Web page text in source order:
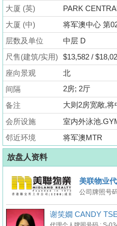
业
手
册
关
於
我
们
大厦 (英)
PARK
大厦 (中)
将军澳中心 第
层数及单位
中层 D
尺售(建筑/实用)
$13,582 /
座向景观
北
间隔
2房; 2厅
备注
大则2房宽敞,
会所设施
室内外泳池
邻近环境
将军澳MTR
放盘人资料
美联物业
公司牌照号
谢笑嫺 CANDY TSE